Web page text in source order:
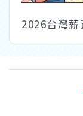
2026台灣